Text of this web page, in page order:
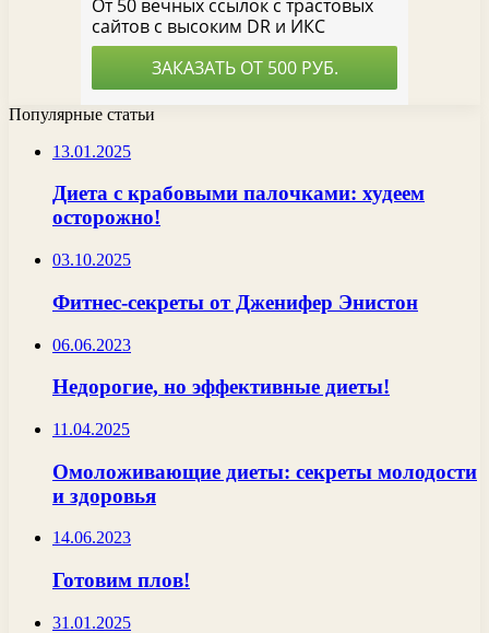
Популярные статьи
13.01.2025
Диета с крабовыми палочками: худеем
осторожно!
03.10.2025
Фитнес-секреты от Дженифер Энистон
06.06.2023
Недорогие, но эффективные диеты!
11.04.2025
Омоложивающие диеты: секреты молодости
и здоровья
14.06.2023
Готовим плов!
31.01.2025